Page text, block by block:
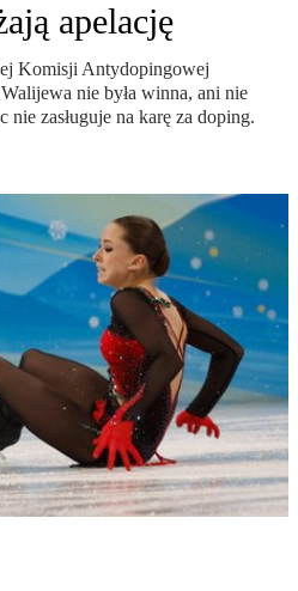
apelację
Komisji Antydopingowej
nie była winna, ani nie
nie zasługuje na karę za doping.